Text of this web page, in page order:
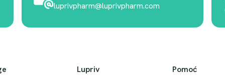
luprivpharm@luprivpharm.com
Lupriv Pomoć